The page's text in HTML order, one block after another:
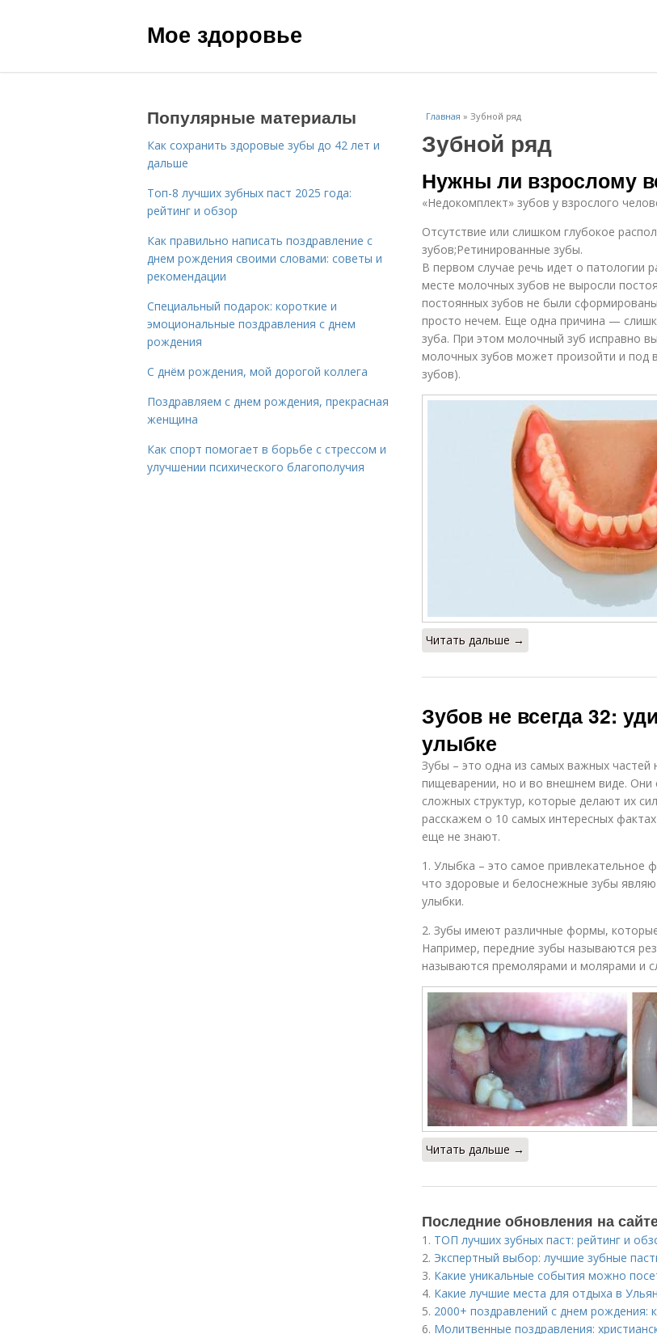
Мое здоровье
Главная » Зубной ряд
Зубной ряд
Нужны ли взрослому
«Недокомплект» зубов у взрослого
Отсутствие или слишком глубокое
зубов;Ретинированные зубы.
В первом случае речь идет о патологии
месте молочных зубов не выросли
постоянных зубов не были
просто нечем. Еще одна причина —
зуба. При этом молочный зуб исправно
молочных зубов может произойти и под
зубов).
Читать дальше →
Зубов не всегда 32:
улыбке
Зубы – это одна из самых важных
пищеварении, но и во внешнем виде. Они
сложных структур, которые делают их
расскажем о 10 самых интересных
еще не знают.
1. Улыбка – это самое привлекательное
что здоровые и белоснежные зубы
улыбки.
2. Зубы имеют различные формы,
Например, передние зубы называются
называются премолярами и молярами и
Читать дальше →
Последние обновления на
1. ТОП лучших зубных паст: рейтинг и
2. Экспертный выбор: лучшие зубные
3. Какие уникальные события можно
4. Какие лучшие места для отдыха в
5. 2000+ поздравлений с днем рождения:
6. Молитвенные поздравления:
Популярные материалы
Как сохранить здоровые зубы до 42 лет и
дальше
Топ-8 лучших зубных паст 2025 года:
рейтинг и обзор
Как правильно написать поздравление с
днем рождения своими словами: советы и
рекомендации
Специальный подарок: короткие и
эмоциональные поздравления с днем
рождения
С днём рождения, мой дорогой коллега
Поздравляем с днем рождения, прекрасная
женщина
Как спорт помогает в борьбе с стрессом и
улучшении психического благополучия